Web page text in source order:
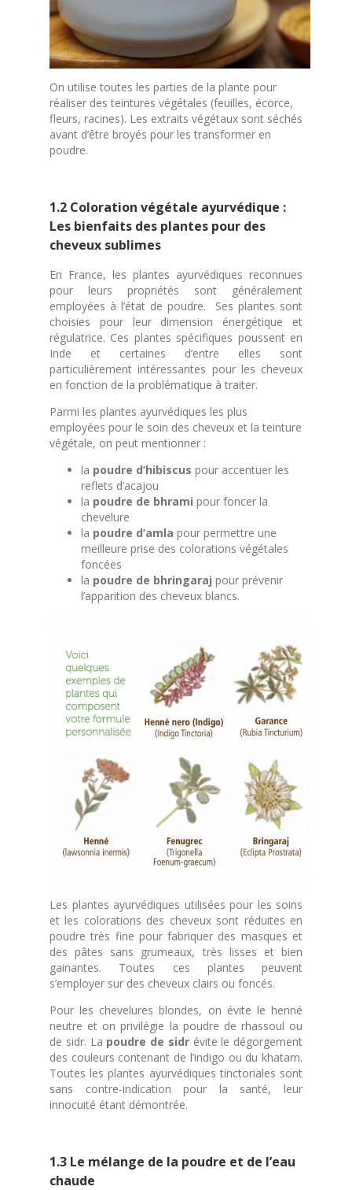
On utilise toutes les parties de la plante pour
réaliser des teintures végétales (feuilles, écorce,
fleurs, racines). Les extraits végétaux sont séchés
avant d’être broyés pour les transformer en
poudre.
1.2 Coloration végétale ayurvédique :
Les bienfaits des plantes pour des
cheveux sublimes
En France, les plantes ayurvédiques reconnues
pour leurs propriétés sont généralement
employées à l’état de poudre. Ses plantes sont
choisies pour leur dimension énergétique et
régulatrice. Ces plantes spécifiques poussent en
Inde et certaines d’entre elles sont
particulièrement intéressantes pour les cheveux
en fonction de la problématique à traiter.
Parmi les plantes ayurvédiques les plus
employées pour le soin des cheveux et la teinture
végétale, on peut mentionner :
la poudre d’hibiscus pour accentuer les
reflets d’acajou
la poudre de bhrami pour foncer la
chevelure
la poudre d’amla pour permettre une
meilleure prise des colorations végétales
foncées
la poudre de bhringaraj pour prévenir
l’apparition des cheveux blancs.
Les plantes ayurvédiques utilisées pour les soins
et les colorations des cheveux sont réduites en
poudre très fine pour fabriquer des masques et
des pâtes sans grumeaux, très lisses et bien
gainantes. Toutes ces plantes peuvent
s’employer sur des cheveux clairs ou foncés.
Pour les chevelures blondes, on évite le henné
neutre et on privilégie la poudre de rhassoul ou
de sidr. La poudre de sidrévite le dégorgement
des couleurs contenant de l’indigo ou du khatam.
Toutes les plantes ayurvédiques tinctoriales sont
sans contre-indication pour la santé, leur
innocuité étant démontrée.
1.3 Le mélange de la poudre et de l’eau
chaude